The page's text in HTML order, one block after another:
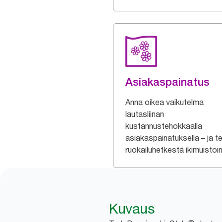
Asiakaspainatus
Anna oikea vaikutelma
lautasliinan
kustannustehokkaalla
asiakaspainatuksella – ja
ruokailuhetkestä
Kuvaus